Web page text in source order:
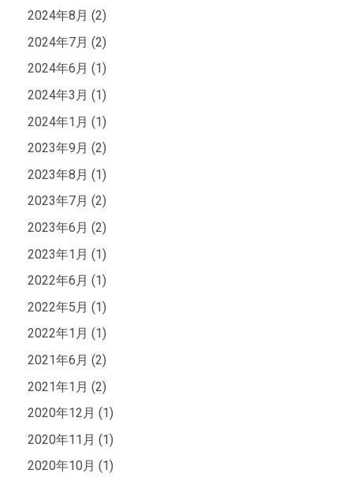
2024年8月 (2)
2024年7月 (2)
2024年6月 (1)
2024年3月 (1)
2024年1月 (1)
2023年9月 (2)
2023年8月 (1)
2023年7月 (2)
2023年6月 (2)
2023年1月 (1)
2022年6月 (1)
2022年5月 (1)
2022年1月 (1)
2021年6月 (2)
2021年1月 (2)
2020年12月 (1)
2020年11月 (1)
2020年10月 (1)